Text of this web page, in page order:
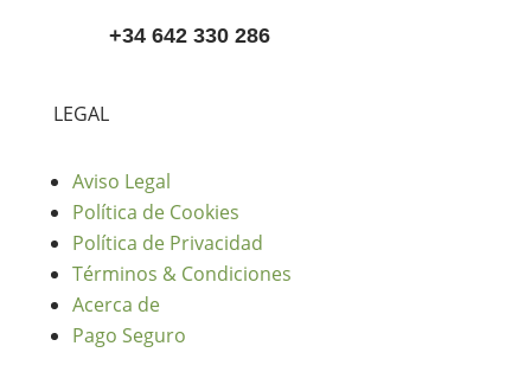
+34 642 330 286
LEGAL
Aviso Legal
Política de Cookies
Política de Privacidad
Términos & Condiciones
Acerca de
Pago Seguro